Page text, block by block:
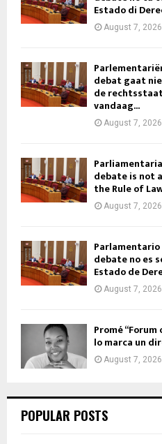
Estado di
August 7, 2026
debat gaat
de
vandaag...
August 7, 2026
debate is not
the Rule of
August 7, 2026
Parlamentario
debate no es
Estado de
August 7, 2026
Promé
lo marca un
August 7, 2026
POPULAR POSTS